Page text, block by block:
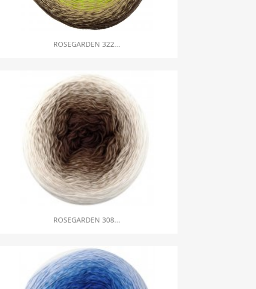
Szybki podgląd
ROSEGARDEN 322...
Szybki podgląd
ROSEGARDEN 308...